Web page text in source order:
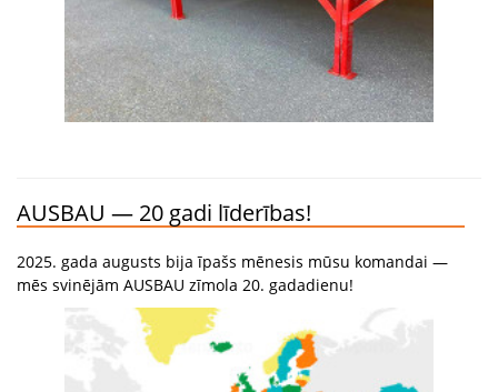
AUSBAU — 20 gadi līderības!
2025. gada augusts bija īpašs mēnesis mūsu komandai —
mēs svinējām AUSBAU zīmola 20. gadadienu!